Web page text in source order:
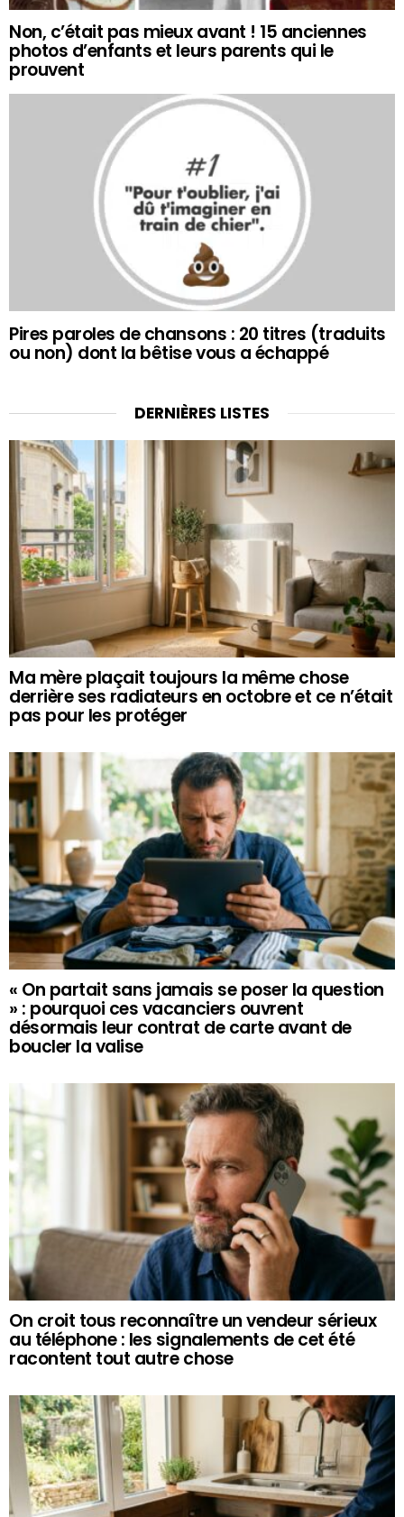
Non, c’était pas mieux avant ! 15 anciennes
photos d’enfants et leurs parents qui le
prouvent
Pires paroles de chansons : 20 titres (traduits
ou non) dont la bêtise vous a échappé
DERNIÈRES LISTES
Ma mère plaçait toujours la même chose
derrière ses radiateurs en octobre et ce n’était
pas pour les protéger
« On partait sans jamais se poser la question
» : pourquoi ces vacanciers ouvrent
désormais leur contrat de carte avant de
boucler la valise
On croit tous reconnaître un vendeur sérieux
au téléphone : les signalements de cet été
racontent tout autre chose